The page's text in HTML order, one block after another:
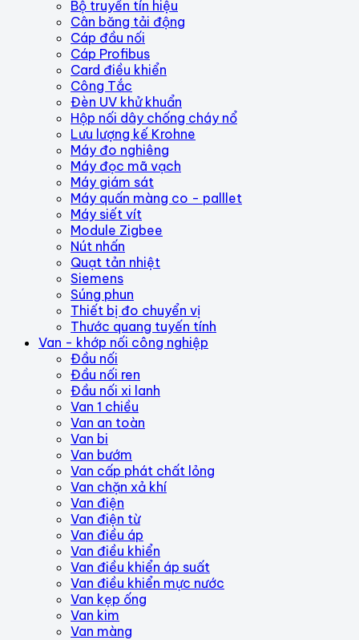
Bộ truyền tín hiệu
Cân băng tải động
Cáp đầu nối
Cáp Profibus
Card điều khiển
Công Tắc
Đèn UV khử khuẩn
Hộp nối dây chống cháy nổ
Lưu lượng kế Krohne
Máy đo nghiêng
Máy đọc mã vạch
Máy giám sát
Máy quấn màng co - palllet
Máy siết vít
Module Zigbee
Nút nhấn
Quạt tản nhiệt
Siemens
Súng phun
Thiết bị đo chuyển vị
Thước quang tuyến tính
Van - khớp nối công nghiệp
Đầu nối
Đầu nối ren
Đầu nối xi lanh
Van 1 chiều
Van an toàn
Van bi
Van bướm
Van cấp phát chất lỏng
Van chặn xả khí
Van điện
Van điện từ
Van điều áp
Van điều khiển
Van điều khiển áp suất
Van điều khiển mực nước
Van kẹp ống
Van kim
Van màng